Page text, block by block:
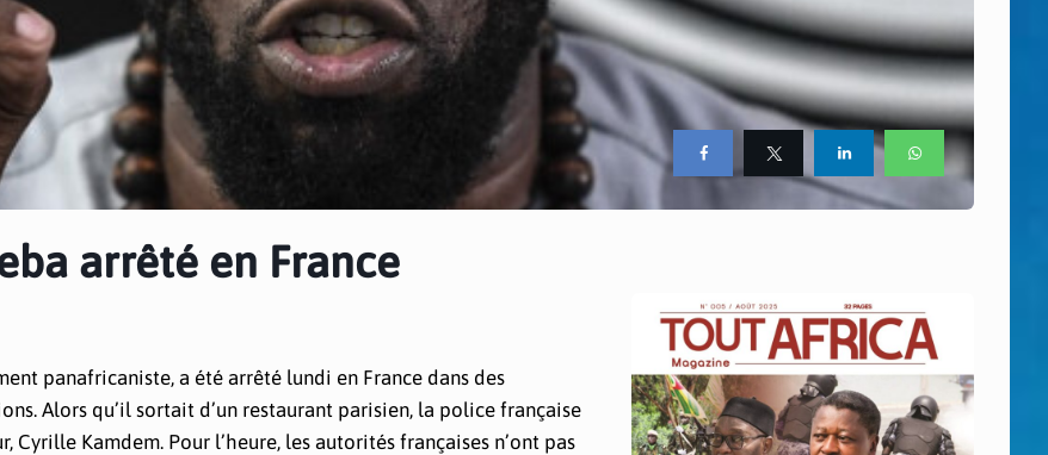
arrêté en France
panafricaniste, a été arrêté lundi en France dans des
Alors qu’il sortait d’un restaurant parisien, la police française
Kamdem. Pour l’heure, les autorités françaises n’ont pas